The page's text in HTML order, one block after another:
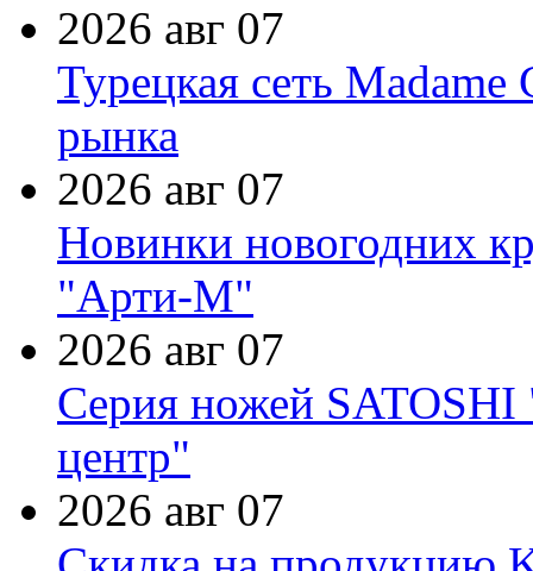
2026 авг 07
Турецкая сеть Madame
рынка
2026 авг 07
Новинки новогодних
"Арти-М"
2026 авг 07
Серия ножей
центр"
2026 авг 07